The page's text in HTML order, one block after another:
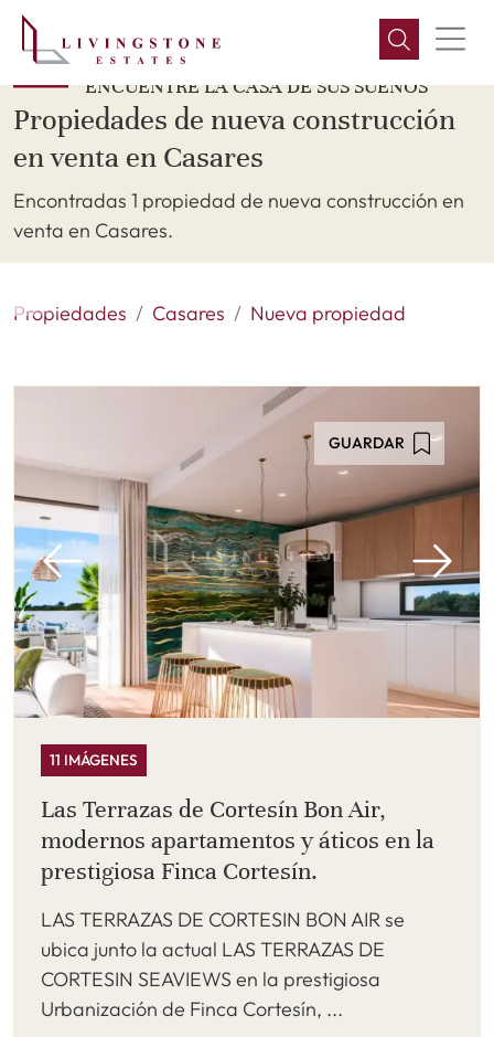
ENCUENTRE LA CASA DE SUS SUEÑOS
Propiedades de nueva construcción
en venta en Casares
Encontradas 1 propiedad de nueva construcción en
venta en Casares.
Propiedades Casares Nueva propiedad
GUARDAR
11 IMÁGENES
Las Terrazas de Cortesín Bon Air,
modernos apartamentos y áticos en la
prestigiosa Finca Cortesín.
LAS TERRAZAS DE CORTESIN BON AIR se
ubica junto la actual LAS TERRAZAS DE
CORTESIN SEAVIEWS en la prestigiosa
Urbanización de Finca Cortesín, ...